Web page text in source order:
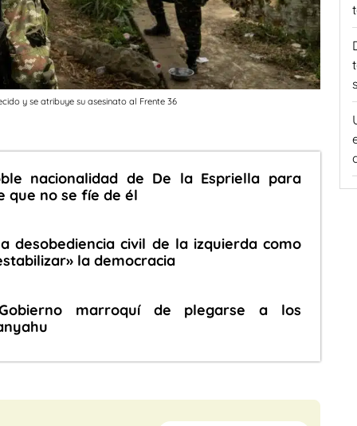
y se atribuye su asesinato al Frente 36
nacionalidad de De la Espriella para
que no se fíe de él
desobediencia civil de la izquierda como
la democracia
marroquí de plegarse a los